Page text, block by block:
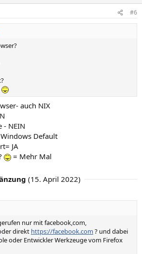
#6
auch NIX
- NEIN
Default
JA
= Mehr Mal
(15. April 2022)
nur mit facebook,com,
direkt https://facebook.com ? und dabei
oder Entwickler Werkzeuge vom Firefox